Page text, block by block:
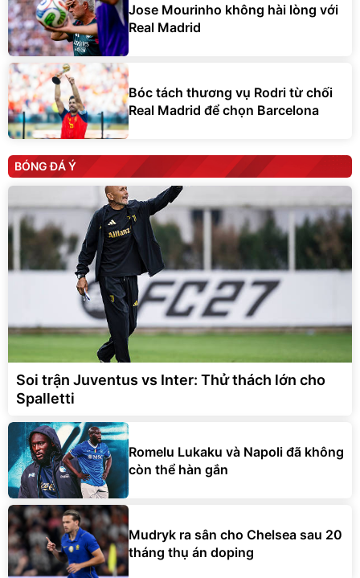
Jose Mourinho không hài lòng với
Real Madrid
Bóc tách thương vụ Rodri từ chối
Real Madrid để chọn Barcelona
BÓNG ĐÁ Ý
Soi trận Juventus vs Inter: Thử thách lớn cho
Spalletti
Romelu Lukaku và Napoli đã không
còn thể hàn gắn
Mudryk ra sân cho Chelsea sau 20
tháng thụ án doping